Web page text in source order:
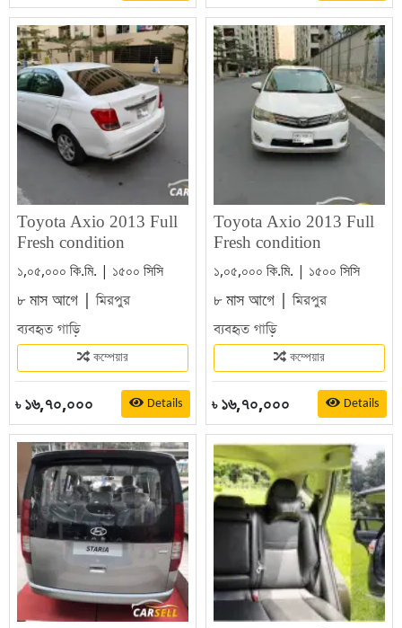
Toyota Axio 2013 Full
Fresh condition
১,০৫,০০০ কি.মি. | ১৫০০ সিসি
৮ মাস আগে |মিরপুর
ব্যবহৃত গাড়ি
কম্পেয়ার
৳ ১৬,৭০,০০০ Details
Toyota Axio 2013 Full
Fresh condition
১,০৫,০০০ কি.মি. | ১৫০০ সিসি
৮ মাস আগে |মিরপুর
ব্যবহৃত গাড়ি
কম্পেয়ার
৳ ১৬,৭০,০০০ Details